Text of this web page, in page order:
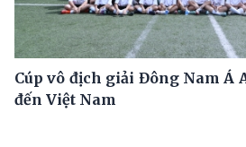
Cúp vô địch giải Đông Nam Á
đến Việt Nam